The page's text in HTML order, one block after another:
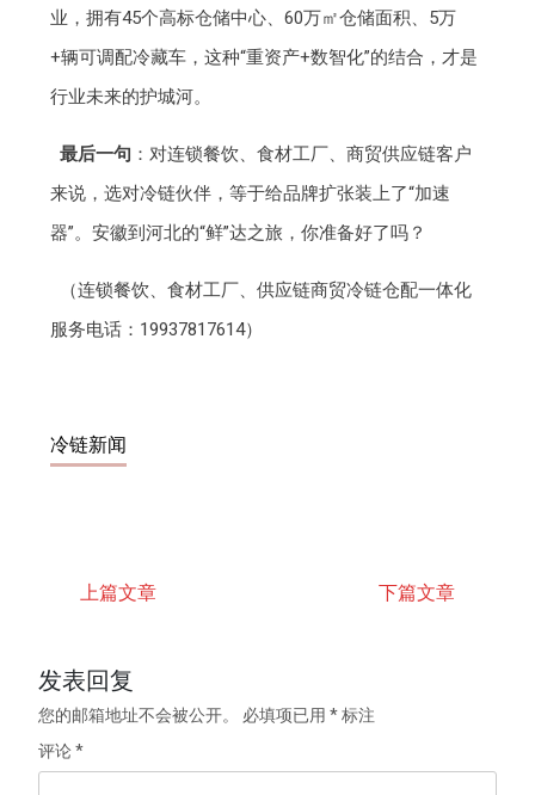
业，拥有45个高标仓储中心、60万㎡仓储面积、5万
+辆可调配冷藏车，这种“重资产+数智化”的结合，才是
行业未来的护城河。
最后一句 ：对连锁餐饮、食材工厂、商贸供应链客户
来说，选对冷链伙伴，等于给品牌扩张装上了“加速
器”。安徽到河北的“鲜”达之旅，你准备好了吗？
（连锁餐饮、食材工厂、供应链商贸冷链仓配一体化
服务电话：19937817614）
冷链新闻
上篇文章 下篇文章
发表回复
您的邮箱地址不会被公开。 必填项已用*标注
评论*